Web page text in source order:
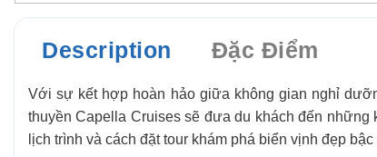
Description Đặc Điểm
Với sự kết hợp hoàn hảo giữa không gian nghỉ
thuyền Capella Cruises sẽ đưa du khách đến
lịch trình và cách đặt tour khám phá biển vịnh đẹp